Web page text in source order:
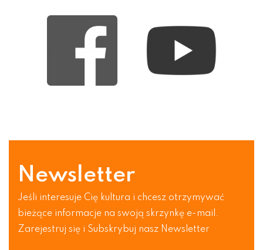
Newsletter
Jeśli interesuje Cię kultura i chcesz otrzymywać
bieżące informacje na swoją skrzynkę e-mail.
Zarejestruj się i Subskrybuj nasz Newsletter